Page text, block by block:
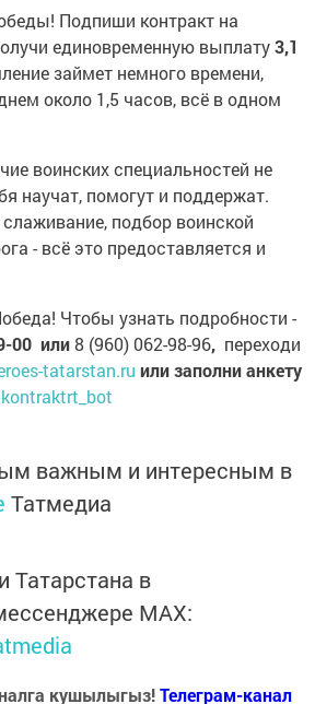
Подпиши контракт на
единовременную выплату3,1
займет немного времени,
около 1,5 часов, всё в одном
воинских специальностей не
научат, помогут и поддержат.
подбор воинской
- всё это предоставляется и
Чтобы узнать подробности -
00 или8 (960) 062-98-96, переходи
tatarstan.ru или заполни анкету
важным и интересным в
Татмедиа
Татарстана в
MАХ:
кушылыгыз!Телеграм-канал